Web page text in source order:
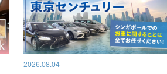
2026.08.04